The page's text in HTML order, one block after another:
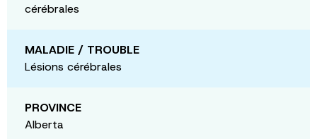
cérébrales
MALADIE / TROUBLE
Lésions cérébrales
PROVINCE
Alberta